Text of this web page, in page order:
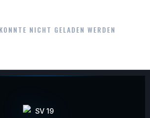
NICHT GELADEN WERDEN